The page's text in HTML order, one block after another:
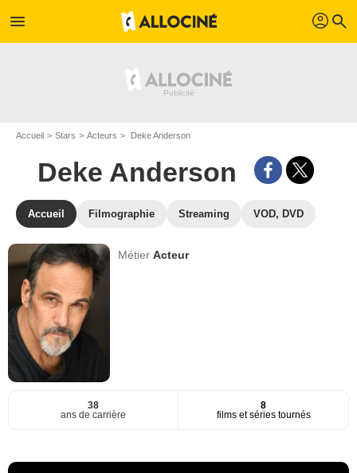
menu profil search
Accueil Stars Acteurs Deke Anderson
Deke Anderson
Accueil Filmographie Streaming VOD, DVD
MétierActeur
38
ans de carrière
8
films et séries tournés